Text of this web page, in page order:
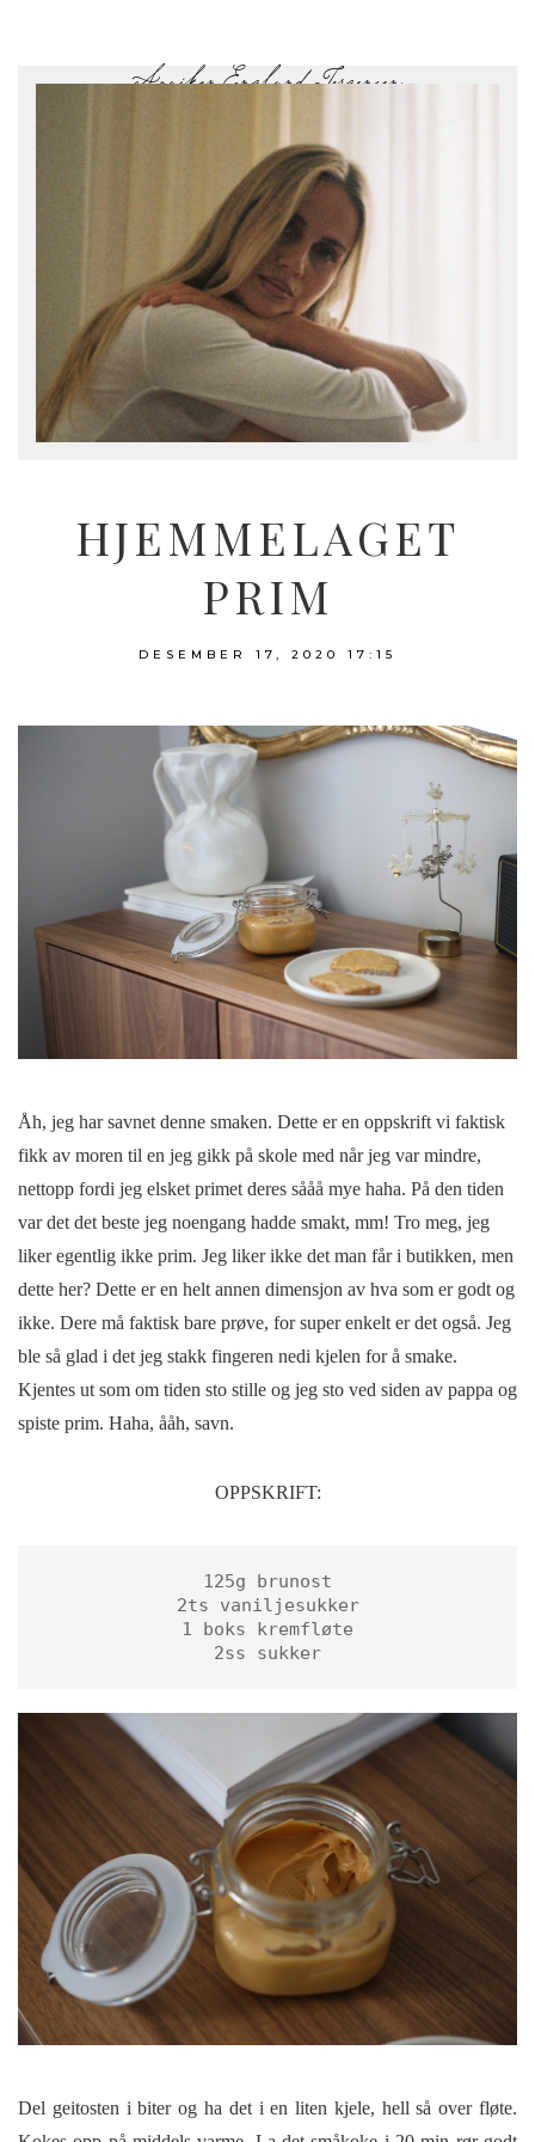
HJEMMELAGET
PRIM
DESEMBER 17, 2020 17:15
Åh, jeg har savnet denne smaken. Dette er en oppskrift vi faktisk
fikk av moren til en jeg gikk på skole med når jeg var mindre,
nettopp fordi jeg elsket primet deres sååå mye haha. På den tiden
var det det beste jeg noengang hadde smakt, mm! Tro meg, jeg
liker egentlig ikke prim. Jeg liker ikke det man får i butikken, men
dette her? Dette er en helt annen dimensjon av hva som er godt og
ikke. Dere må faktisk bare prøve, for super enkelt er det også. Jeg
ble så glad i det jeg stakk fingeren nedi kjelen for å smake.
Kjentes ut som om tiden sto stille og jeg sto ved siden av pappa og
spiste prim. Haha, ååh, savn.
OPPSKRIFT:
125g brunost
2ts vaniljesukker
1 boks kremfløte
2ss sukker
Del geitosten i biter og ha det i en liten kjele, hell så over fløte.